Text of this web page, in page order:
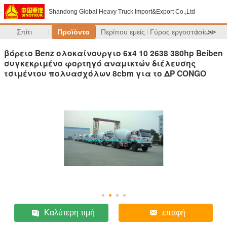
Shandong Global Heavy Truck Import&Export Co.,Ltd
Σπίτι Προϊόντα Περίπου εμείς Γύρος εργοστασίων
>>
βόρειο Benz ολοκαίνουργιο 6x4 10 2638 380hp Beiben
συγκεκριμένο φορτηγό αναμικτών διέλευσης
τσιμέντου πολυασχόλων 8cbm για το ΔΡ CONGO
Καλύτερη τιμή επαφή